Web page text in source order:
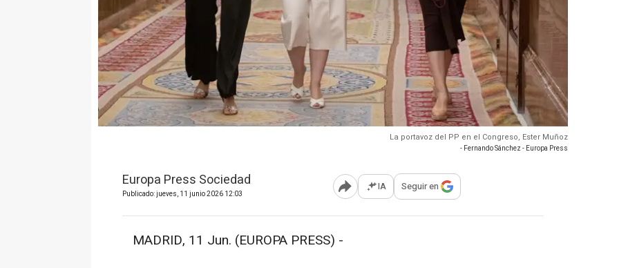
La portavoz del PP en el Congreso, Ester Muñoz
- Fernando Sánchez - Europa Press
Europa Press Sociedad
Publicado: jueves, 11 junio 2026 12:03 Abrir opciones para compartir
IA Seguir en
MADRID, 11 Jun. (EUROPA PRESS) -